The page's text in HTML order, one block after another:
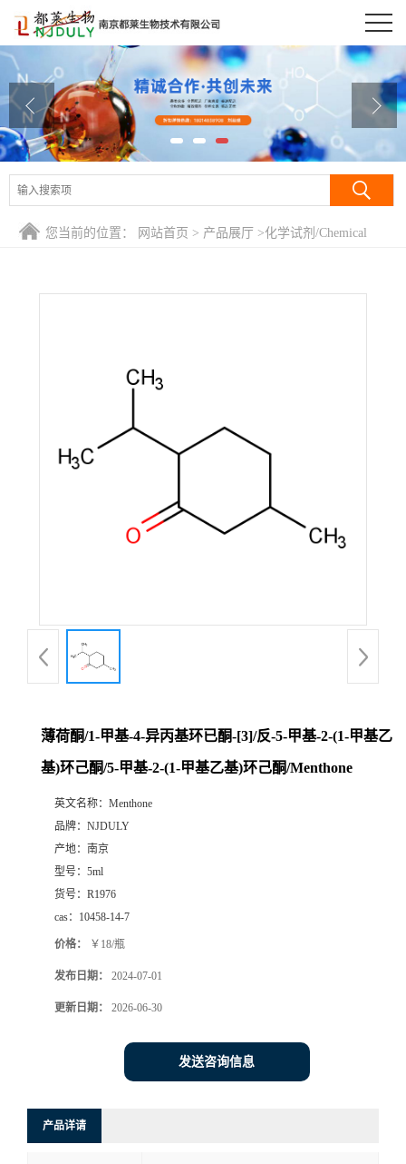
公司首页
公司介绍
公司动态
产品展厅
证书荣誉
您当前的位置： 网站首页 > 产品展厅 >化学试剂/Chemical
薄荷酮/1-甲基-4-异丙基环已酮-[3]/反-5-甲基-2-(1-甲基乙
基)环己酮/5-甲基-2-(1-甲基乙基)环己酮/Menthone
英文名称： Menthone
品牌： NJDULY
产地： 南京
型号： 5ml
货号： R1976
cas： 10458-14-7
价格： ￥18/瓶
发布日期： 2024-07-01
更新日期： 2026-06-30
发送咨询信息
产品详请